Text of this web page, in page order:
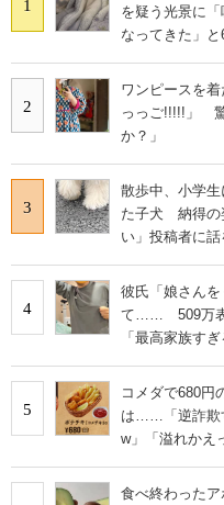
1
を疑う光景に
なってきた」
2
ワンピースを
っっご!!!!!」 驚
か？」
3
散歩中、小学
た子犬 納得の
い」投稿者に
4
彼氏「娘さん
て…… 509万表
「最高家族すぎ
5
コメダで680円
は……「逆詐欺
w」「溢れかえ
食べ終わった